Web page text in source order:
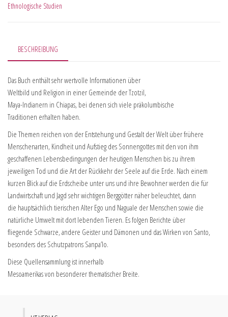
Ethnologische Studien
BESCHREIBUNG
Das Buch enthält sehr wertvolle Informationen über
Weltbild und Religion in einer Gemeinde der Tzotzil,
Maya-Indianern in Chiapas, bei denen sich viele präkolumbische
Traditionen erhalten haben.
Die Themen reichen von der Entstehung und Gestalt der Welt über frühere
Menschenarten, Kindheit und Aufstieg des Sonnengottes mit den von ihm
geschaffenen Lebensbedingungen der heutigen Menschen bis zu ihrem
jeweiligen Tod und die Art der Rückkehr der Seele auf die Erde. Nach einem
kurzen Blick auf die Erdscheibe unter uns und ihre Bewohner werden die für
Landwirtschaft und Jagd sehr wichtigen Berggötter näher beleuchtet, dann
die hauptsächlich tierischen Alter Ego und Naguale der Menschen sowie die
natürliche Umwelt mit dort lebenden Tieren. Es folgen Berichte über
fliegende Schwarze, andere Geister und Dämonen und das Wirken von Santo,
besonders des Schutzpatrons Sanpa’lo.
Diese Quellensammlung ist innerhalb
Mesoamerikas von besonderer thematischer Breite.